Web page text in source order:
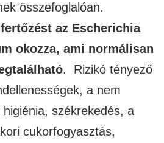
összefoglalóan.
az Escherichia
okozza, ami normálisan
. Rizikó tényező
a nem
székrekedés, a
cukorfogyasztás,